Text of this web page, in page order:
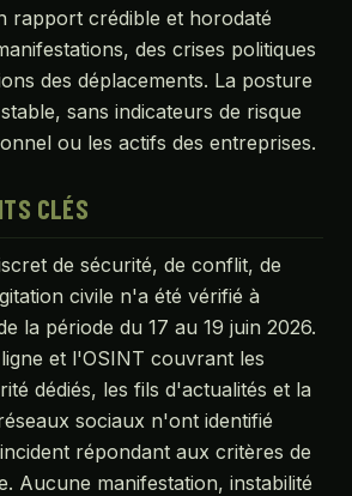
rapport crédible et horodaté
des crises politiques
des déplacements. La posture
sans indicateurs de risque
ou les actifs des entreprises.
CLÉS
de sécurité, de conflit, de
civile n'a été vérifié à
la période du 17 au 19 juin 2026.
et l'OSINT couvrant les
dédiés, les fils d'actualités et la
sociaux n'ont identifié
répondant aux critères de
Aucune manifestation, instabilité